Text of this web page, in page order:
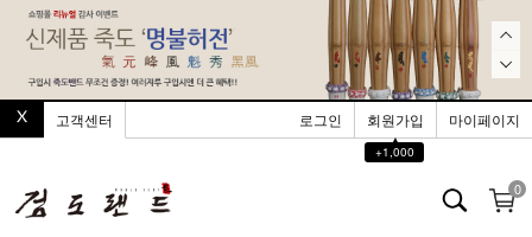
고객센터 로그인 회원가입
▲
+1,000
마이페이지
0